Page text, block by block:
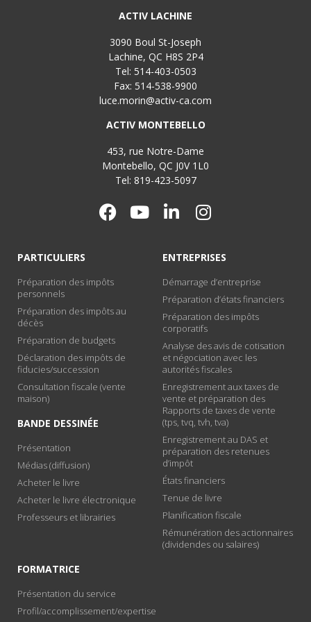
ACTIV LACHINE
3090 Boul St-Joseph
Lachine, QC H8S 2P4
Tel: 514-403-0503
Fax: 514-538-9900
luce.morin@activ-ca.com
ACTIV MONTEBELLO
453, rue Notre-Dame
Montebello, QC J0V 1L0
Tel: 819-423-5097
PARTICULIERS
Préparation des impôts
personnels
Préparation des impôts au
décès
Préparation de budgets
Déclaration des impôts de
fiducies/succession
Consultation fiscale (vente
maison)
BANDE DESSINÉE
Présentation
Médias (diffusion)
Acheter le livre
Acheter le livre électronique
Professeurs et librairies
ENTREPRISES
Démarrage d’entreprise
Préparation d’états financiers
Préparation des impôts
corporatifs
Analyse des avis de cotisation
et négociation avec les
autorités fiscales
Enregistrement aux taxes de
vente et préparation des
Rapports de taxes de vente
(tps, tvq, tvh, tva)
Enregistrement au DAS et
préparation des retenues
d’impôt
États financiers
Tenue de livre
Planification fiscale
Rémunération des actionnaires
(dividendes ou salaires)
FORMATRICE
Présentation du service
Profil/accomplissement/expertise